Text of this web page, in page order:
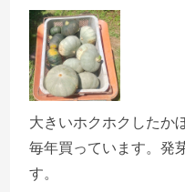
大きいホクホクしたか
毎年買っています。発
す。